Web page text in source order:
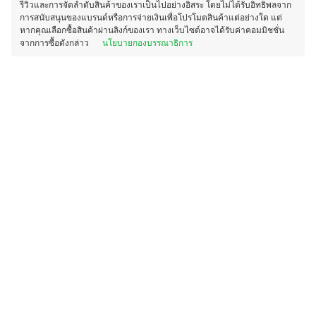
รีวิวและการจัดลำดับสินค้าของเราเป็นไปอย่างอิสระ โดยไม่ได้รับอิทธิพลจาก
การสนับสนุนของแบรนด์หรือการจ่ายเงินเพื่อโปรโมตสินค้าแต่อย่างใด แต่
หากคุณเลือกซื้อสินค้าผ่านลิงก์ของเรา ทางเว็บไซต์อาจได้รับค่าคอมมิชชั่น
จากการซื้อดังกล่าว
นโยบายกองบรรณาธิการ